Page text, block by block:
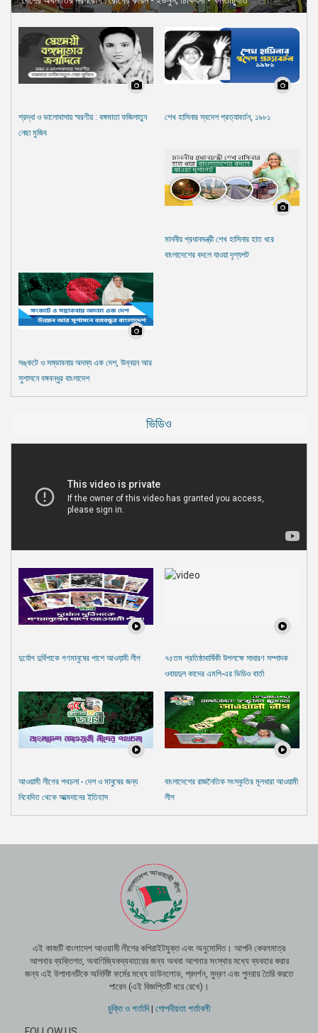
শ্রদ্ধা ও ভালোবাসায় স্মরণীয় : বঙ্গমাতা ফজিলাতুন
নেছা মুজিব
শেখ হাসিনার স্বদেশ প্রত্যাবর্তন, ১৯৮১
মাননীয় প্রধানমন্ত্রী শেখ হাসিনার হাত ধরে
বাংলাদেশের বদলে যাওয়া দৃশ্যপট
সঙ্কটে ও সম্ভাবনায় অদম্য এক দেশ, উন্নয়ন আর
সুশাসনে বঙ্গবন্ধুর বাংলাদেশ
ভিডিও
দুর্যোগ দুর্বিপাকে গণমানুষের পাশে আওযা়মী লীগ
৭৫তম প্রতিষ্ঠাবার্ষিকী উপলক্ষে সাধারণ সম্পাদক
ওবায়দুল কাদের এমপি-এর ভিডিও বার্তা
আওয়ামী লীগের পথচলা - দেশ ও মানুষের জন্য
নিবেদিত থেকে আত্মদানের ইতিহাস
বাংলাদেশের রাজনৈতিক সংস্কৃতির মূলধারা আওয়ামী
লীগ
এই কাজটি বাংলাদেশ আওয়ামী লীগের কপিরাইটযুক্ত এবং অনুমোদিত। আপনি কেবলমাত্র
আপনার ব্যক্তিগত, অবাণিজ্যিকব্যবহারের জন্য অথবা আপনার সংস্থার মধ্যে ব্যবহার করার
জন্য এই উপাদানটিকে অনির্দিষ্ট ফর্মের মধ্যে ডাউনলোড, প্রদর্শন, মুদ্রণ এবং পুনরায় তৈরি করতে
পারেন (এই বিজ্ঞপ্তিটি ধরে রেখে)।
চুক্তি ও শর্তাদি| গোপনীয়তা শর্তাবলী